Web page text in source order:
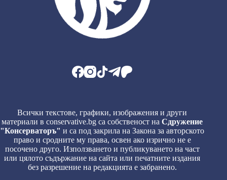
Всички текстове, графики, изображения и други
материали в conservative.bg са собственост наСдружение
"Консерваторъ" и са под закрила на Закона за авторското
право и сродните му права, освен ако изрично не е
посочено друго. Използването и публикуването на част
или цялото съдържание на сайта или печатните издания
без разрешение на редакцията е забранено.